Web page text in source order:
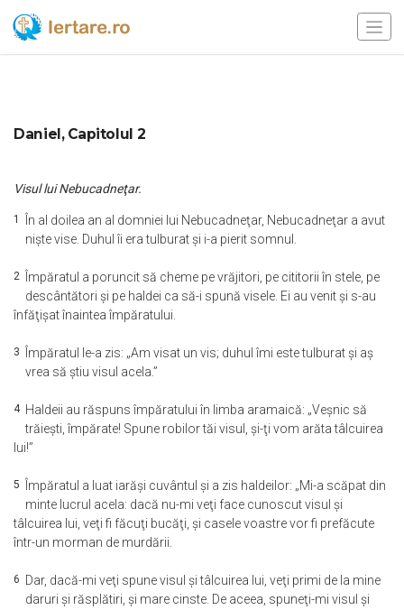
Daniel, Capitolul 2
Visul lui Nebucadneţar.
1
În al doilea an al domniei lui Nebucadneţar, Nebucadneţar a avut
nişte vise. Duhul îi era tulburat şi i-a pierit somnul.
2
Împăratul a poruncit să cheme pe vrăjitori, pe cititorii în stele, pe
descântători şi pe haldei ca să-i spună visele. Ei au venit şi s-au
înfăţişat înaintea împăratului.
3
Împăratul le-a zis: „Am visat un vis; duhul îmi este tulburat şi aş
vrea să ştiu visul acela.”
4 Haldeii au răspuns împăratului în limba aramaică: „Veşnic să
trăieşti, împărate! Spune robilor tăi visul, şi-ţi vom arăta tâlcuirea
lui!”
5
Împăratul a luat iarăşi cuvântul şi a zis haldeilor: „Mi-a scăpat din
minte lucrul acela: dacă nu-mi veţi face cunoscut visul şi
tâlcuirea lui, veţi fi făcuţi bucăţi, şi casele voastre vor fi prefăcute
într-un morman de murdării.
6 Dar, dacă-mi veţi spune visul şi tâlcuirea lui, veţi primi de la mine
daruri şi răsplătiri, şi mare cinste. De aceea, spuneţi-mi visul şi